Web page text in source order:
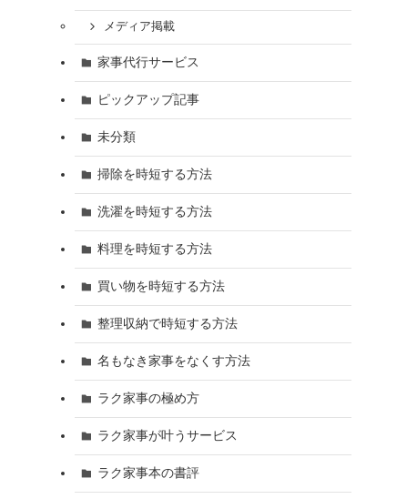
メディア掲載
家事代行サービス
ピックアップ記事
未分類
掃除を時短する方法
洗濯を時短する方法
料理を時短する方法
買い物を時短する方法
整理収納で時短する方法
名もなき家事をなくす方法
ラク家事の極め方
ラク家事が叶うサービス
ラク家事本の書評